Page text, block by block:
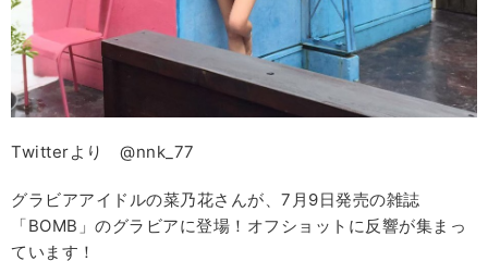
Twitterより @nnk_77
グラビアアイドルの菜乃花さんが、7月9日発売の雑誌
「BOMB」のグラビアに登場！オフショットに反響が集まっ
ています！